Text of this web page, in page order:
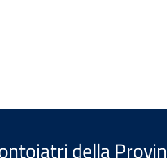
della